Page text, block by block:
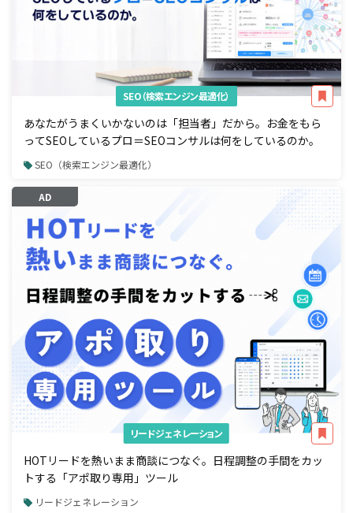
SEO（検索エンジン最適化）
あなたがうまくいかないのは「担当者」だから。お金をもら
ってSEOしているプロ＝SEOコンサルは何をしているのか。
SEO（検索エンジン最適化）
AD
リードジェネレーション
HOTリードを熱いまま商談につなぐ。日程調整の手間をカッ
トする「アポ取り専用」ツール
リードジェネレーション